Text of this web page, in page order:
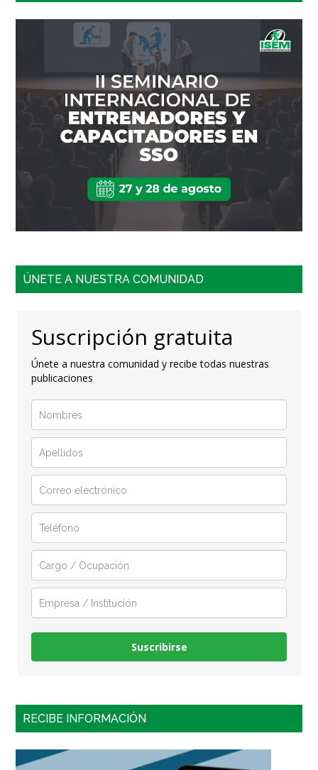
ÚNETE A NUESTRA COMUNIDAD
Suscripción gratuita
Únete a nuestra comunidad y recibe todas nuestras
publicaciones
Suscribirse
RECIBE INFORMACIÓN